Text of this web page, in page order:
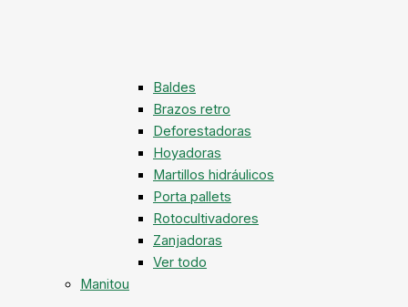
Baldes
Brazos retro
Deforestadoras
Hoyadoras
Martillos hidráulicos
Porta pallets
Rotocultivadores
Zanjadoras
Ver todo
Manitou